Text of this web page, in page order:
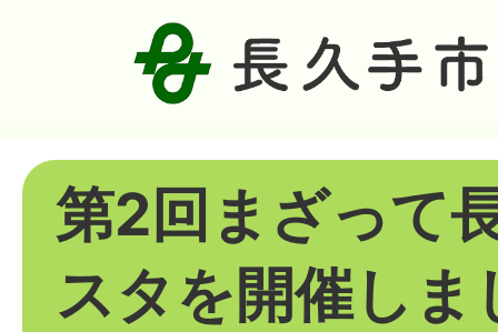
第2回まざって
スタを開催しま